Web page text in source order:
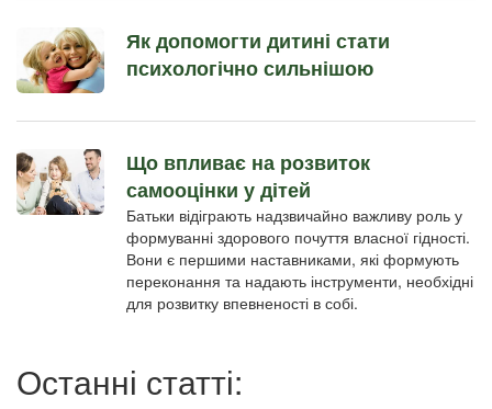
Як допомогти дитині стати
психологічно сильнішою
Що впливає на розвиток
самооцінки у дітей
Батьки відіграють надзвичайно важливу роль у
формуванні здорового почуття власної гідності.
Вони є першими наставниками, які формують
переконання та надають інструменти, необхідні
для розвитку впевненості в собі.
Останні статті: